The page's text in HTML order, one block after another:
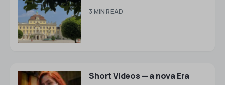
3 MIN READ
Short Videos — a nova Era